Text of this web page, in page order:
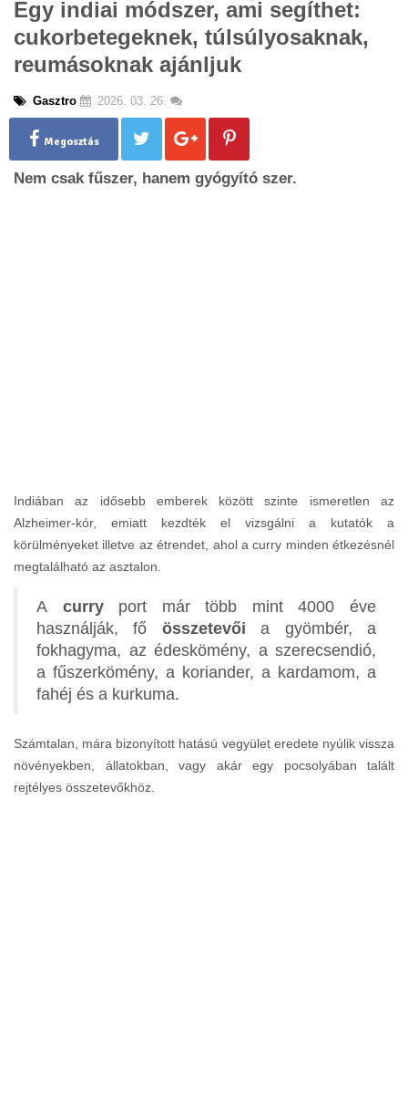
Egy indiai módszer, ami segíthet:
cukorbetegeknek, túlsúlyosaknak,
reumásoknak ajánljuk
Gasztro 2026. 03. 26.
Megosztás
Nem csak fűszer, hanem gyógyító szer.
Indiában az idősebb emberek között szinte ismeretlen az
Alzheimer-kór, emiatt kezdték el vizsgálni a kutatók a
körülményeket illetve az étrendet, ahol a curry minden étkezésnél
megtalálható az asztalon.
A curryport már több mint 4000 éve
használják, fő összetevői a gyömbér, a
fokhagyma, az édeskömény, a szerecsendió,
a fűszerkömény, a koriander, a kardamom, a
fahéj és a kurkuma.
Számtalan, mára bizonyított hatású vegyület eredete nyúlik vissza
növényekben, állatokban, vagy akár egy pocsolyában talált
rejtélyes összetevőkhöz.